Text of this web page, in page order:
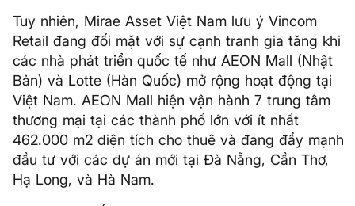
Tuy nhiên, Mirae Asset Việt Nam lưu ý Vincom
Retail đang đối mặt với sự cạnh tranh gia tăng khi
các nhà phát triển quốc tế như AEON Mall (Nhật
Bản) và Lotte (Hàn Quốc) mở rộng hoạt động tại
Việt Nam. AEON Mall hiện vận hành 7 trung tâm
thương mại tại các thành phố lớn với ít nhất
462.000 m2 diện tích cho thuê và đang đẩy mạnh
đầu tư với các dự án mới tại Đà Nẵng, Cần Thơ,
Hạ Long, và Hà Nam.